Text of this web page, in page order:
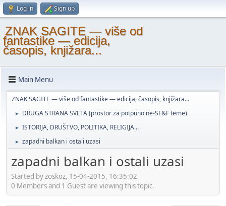
Log in Sign up
ZNAK SAGITE — više od
fantastike — edicija,
časopis, knjižara...
Main Menu
ZNAK SAGITE — više od fantastike — edicija, časopis, knjižara...
► DRUGA STRANA SVETA (prostor za potpuno ne-SF&F teme)
► ISTORIJA, DRUŠTVO, POLITIKA, RELIGIJA...
► zapadni balkan i ostali uzasi
zapadni balkan i ostali uzasi
Started by zoskoz, 15-04-2015, 16:35:02
0 Members and 1 Guest are viewing this topic.